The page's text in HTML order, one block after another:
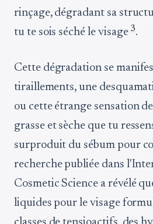
rinçage, dégradant sa
tu te sois séché le visage3.
Cette dégradation se
tiraillements, une
ou cette étrange sensation
grasse et sèche que tu
surproduit du sébum pour
recherche publiée dans
Cosmetic Science a révélé
liquides pour le visage